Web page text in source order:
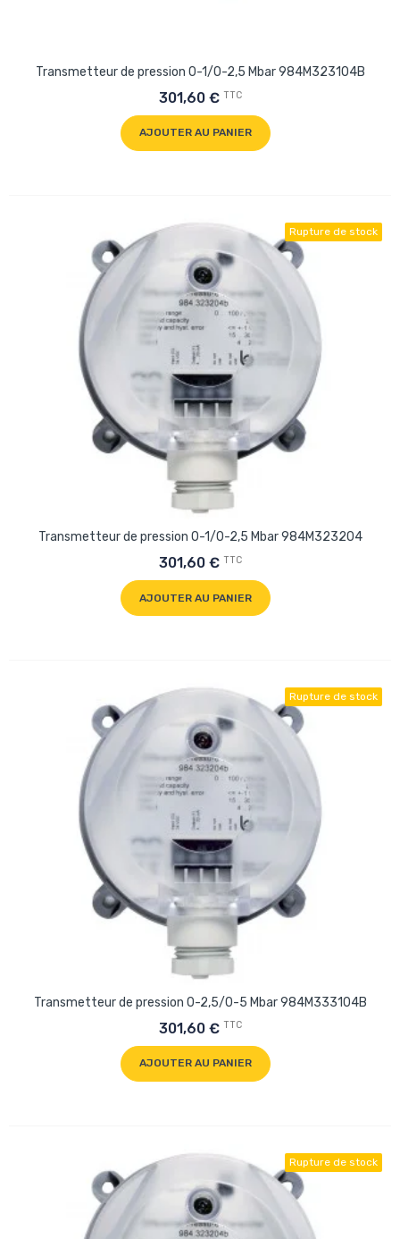
Transmetteur de pression 0-1/0-2,5 Mbar 984M323104B
301,60 € TTC
AJOUTER AU PANIER
Rupture de stock
Transmetteur de pression 0-1/0-2,5 Mbar 984M323204
301,60 € TTC
AJOUTER AU PANIER
Rupture de stock
Transmetteur de pression 0-2,5/0-5 Mbar 984M333104B
301,60 € TTC
AJOUTER AU PANIER
Rupture de stock